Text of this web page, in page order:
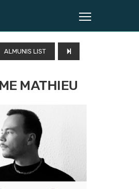
ALMUNIS LIST
MATHIEU